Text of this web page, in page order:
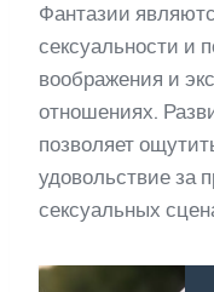
Фантазии
сексуальности и
воображения и
отношениях.
позволяет
удовольствие за
сексуальных